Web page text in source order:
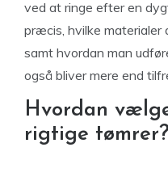
ved at ringe efter en
præcis, hvilke materialer
samt hvordan man
også bliver mere end
Hvordan
rigtige tømrer?